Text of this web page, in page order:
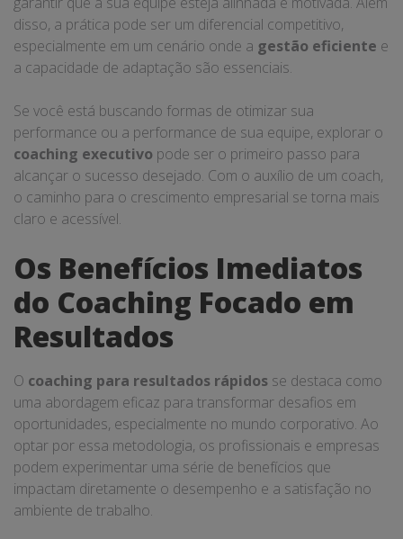
disso, a prática pode ser um diferencial competitivo,
especialmente em um cenário onde a gestão eficiente e
a capacidade de adaptação são essenciais.
Se você está buscando formas de otimizar sua
performance ou a performance de sua equipe, explorar o
coaching executivo pode ser o primeiro passo para
alcançar o sucesso desejado. Com o auxílio de um coach,
o caminho para o crescimento empresarial se torna mais
claro e acessível.
Os Benefícios Imediatos
do Coaching Focado em
Resultados
O coaching para resultados rápidos se destaca como
uma abordagem eficaz para transformar desafios em
oportunidades, especialmente no mundo corporativo. Ao
optar por essa metodologia, os profissionais e empresas
podem experimentar uma série de benefícios que
impactam diretamente o desempenho e a satisfação no
ambiente de trabalho.